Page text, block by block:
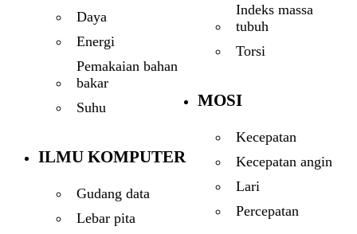
Daya
Energi
Pemakaian bahan
bakar
Suhu
ILMU KOMPUTER
Gudang data
Lebar pita
Indeks massa
tubuh
Torsi
MOSI
Kecepatan
Kecepatan angin
Lari
Percepatan